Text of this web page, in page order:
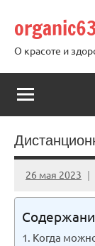
содержимому
О красоте и
26 мая 2023
Когда